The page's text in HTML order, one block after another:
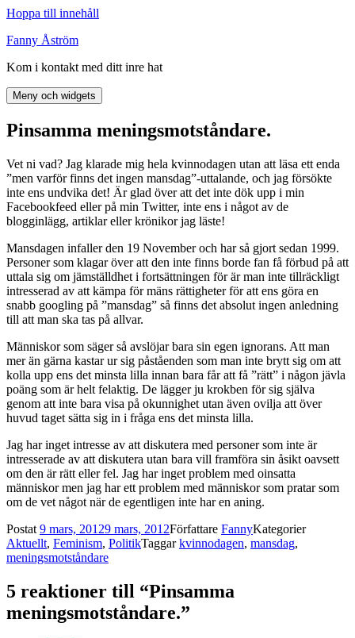
Hoppa till innehåll
Fanny Åström
Kom i kontakt med ditt inre hat
Meny och widgets
Pinsamma meningsmotståndare.
Vet ni vad? Jag klarade mig hela kvinnodagen utan att läsa ett enda
”men varför finns det ingen mansdag”-uttalande, och jag försökte
inte ens undvika det! Är glad över att det inte dök upp i min
Facebookfeed eller på min Twitter, inte ens i något av de
blogginlägg, artiklar eller krönikor jag läste!
Mansdagen infaller den 19 November och har så gjort sedan 1999.
Personer som klagar över att den inte finns borde fan få förbud på att
uttala sig om jämställdhet i fortsättningen för är man inte tillräckligt
intresserad av att kämpa för mäns rättigheter för att ens göra en
snabb googling på ”mansdag” så finns det absolut ingen anledning
till att man ska tas på allvar.
Människor som säger så avslöjar bara sin egen ignorans. Att man
mer än gärna kastar ur sig påståenden som man inte brytt sig om att
kolla upp ens det minsta lilla innan bara får att få ”rätt” i någon jävla
poäng som är helt felaktig. De lägger ju krokben för sig själva
genom att inte bara visa på okunnighet utan även ovilja att över
huvud taget sätta sig in i fråga ens det minsta lilla.
Jag har inget intresse av att diskutera med personer som inte är
intresserade av att diskutera utan bara vill framföra sin åsikt oavsett
om den är rätt eller fel. Jag har inget problem med oinsatta
människor men jag har ett problem med människor som pratar som
om de vet något när de egentligen inte har en aning.
Postat 9 mars, 20129 mars, 2012Författare FannyKategorier
Aktuellt, Feminism, PolitikTaggarkvinnodagen, mansdag,
meningsmotståndare
5 reaktioner till “Pinsamma
meningsmotståndare.”